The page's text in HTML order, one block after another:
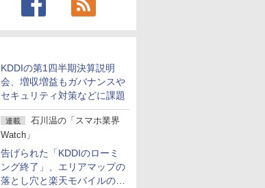
KDDIの第1四半期決算説明
会、増収増益もガバナンスや
セキュリティ対策などに課題
連載
石川温の「スマホ業界
Watch」
告げられた「KDDIのローミ
ング終了」、エリアマップの
落とし穴と楽天モバイルの課